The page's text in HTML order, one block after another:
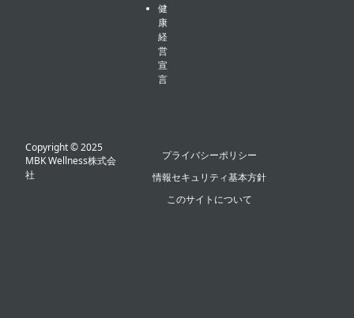
健
康
経
営
宣
言
プライバシーポリシー
情報セキュリティ基本方針
このサイトについて
Copyright © 2025
MBK Wellness株式会
社